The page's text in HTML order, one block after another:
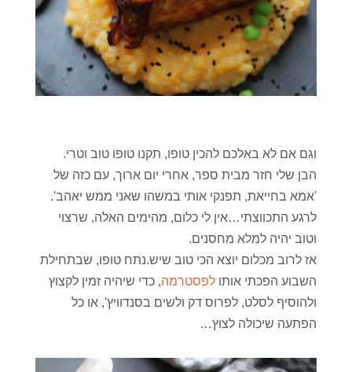
וגם אם לא באלכם להכין טופו, תקנו טופו טוב וטרי.
הבן שלי חזר מבית ספר, אחרי יום ארוך, עם כזה של
'אמא בחייאת, תפנקי אותי במשהו שאני ממש יאהב'.
לרגע התכווצתי…אין לי כלום, מהימים האלה, שרצוי
וטוב יהיה למלא מחסנים.
אז לרוב מכלום יוצא הכי טוב שיש.נתח טופו, שבתחילת
השבוע הפכתי אותו לפסטרמה, כדי שיהיה זמין לקצוץ
ולהוסיף לסלט, לפרוס דק ולשים בסנדוויץ', או כל
הפתעה שיכולה לצוץ…